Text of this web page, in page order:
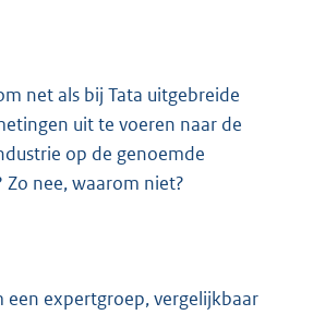
net als bij Tata uitgebreide
uit te voeren naar de
op de genoemde
Zo nee, waarom niet?
een expertgroep, vergelijkbaar